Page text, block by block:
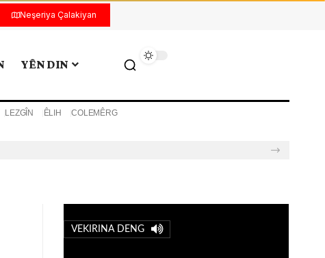
Neşeriya Çalakiyan
YÊN DIN
LEZGÎN ÊLIH COLEMÊRG
VEKIRINA DENG